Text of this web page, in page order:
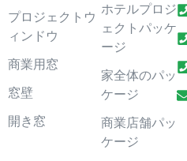
プロジェクトウ
ィンドウ
商業用窓
窓壁
開き窓
ホテルプロジ
ェクトパッケ
ージ
家全体のパッ
ケージ
商業店舗パッ
ケージ